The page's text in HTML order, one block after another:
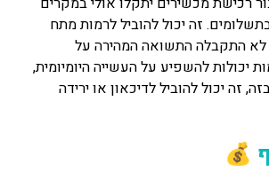
זה יכול להוביל לרמות מתח
לא התקבלה התשואה המהירה על
יכולות להשפיע על העשייה היומיומית,
זה יכול להוביל לדיכאון או ירידה
💰